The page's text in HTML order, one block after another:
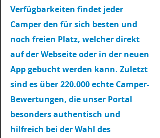
Verfügbarkeiten findet jeder
Camper den für sich besten und
noch freien Platz, welcher direkt
auf der Webseite oder in der neuen
App gebucht werden kann. Zuletzt
sind es über 220.000 echte Camper-
Bewertungen, die unser Portal
besonders authentisch und
hilfreich bei der Wahl des